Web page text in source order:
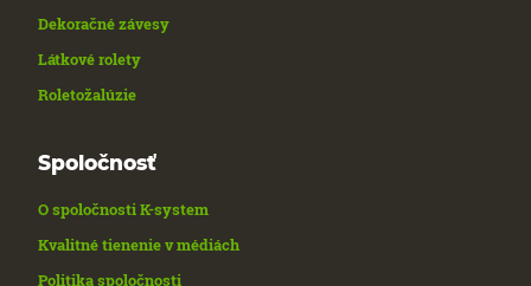
Dekoračné závesy
Látkové rolety
Roletožalúzie
Spoločnosť
O spoločnosti K-system
Kvalitné tienenie v médiách
Politika spoločnosti